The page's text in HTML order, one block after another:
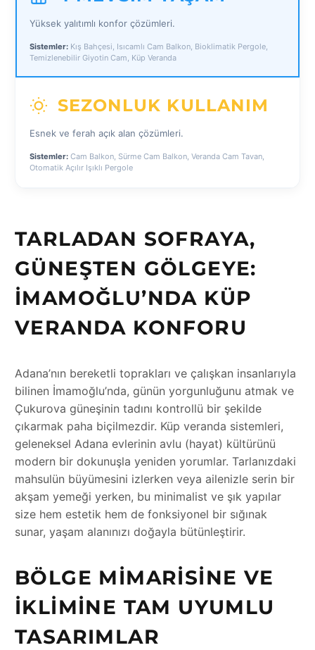
Yüksek yalıtımlı konfor çözümleri.
Sistemler: Kış Bahçesi, Isıcamlı Cam Balkon, Bioklimatik Pergole,
Temizlenebilir Giyotin Cam, Küp Veranda
SEZONLUK KULLANIM
Esnek ve ferah açık alan çözümleri.
Sistemler: Cam Balkon, Sürme Cam Balkon, Veranda Cam Tavan,
Otomatik Açılır Işıklı Pergole
TARLADAN SOFRAYA,
GÜNEŞTEN GÖLGEYE:
İMAMOĞLU’NDA KÜP
VERANDA KONFORU
Adana’nın bereketli toprakları ve çalışkan insanlarıyla
bilinen İmamoğlu’nda, günün yorgunluğunu atmak ve
Çukurova güneşinin tadını kontrollü bir şekilde
çıkarmak paha biçilmezdir. Küp veranda sistemleri,
geleneksel Adana evlerinin avlu (hayat) kültürünü
modern bir dokunuşla yeniden yorumlar. Tarlanızdaki
mahsulün büyümesini izlerken veya ailenizle serin bir
akşam yemeği yerken, bu minimalist ve şık yapılar
size hem estetik hem de fonksiyonel bir sığınak
sunar, yaşam alanınızı doğayla bütünleştirir.
BÖLGE MIMARISINE VE
İKLIMINE TAM UYUMLU
TASARIMLAR